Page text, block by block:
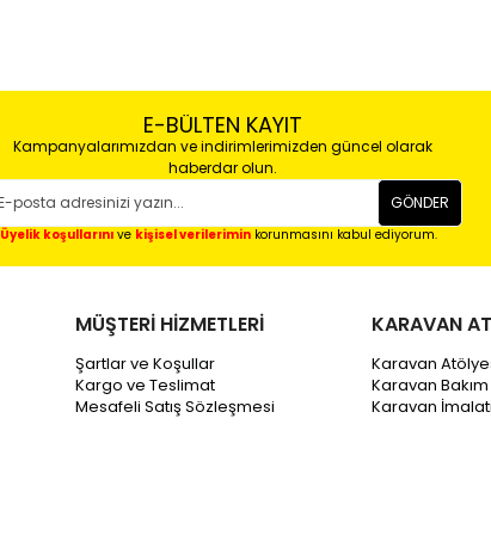
E-BÜLTEN KAYIT
Kampanyalarımızdan ve indirimlerimizden güncel olarak
haberdar olun.
GÖNDER
Üyelik koşullarını ve kişisel verilerimin korunmasını kabul ediyorum.
MÜŞTERİ HİZMETLERİ
Şartlar ve Koşullar
Kargo ve Teslimat
Mesafeli Satış Sözleşmesi
KARAVAN
Karavan
Karavan Bakım
Karavan